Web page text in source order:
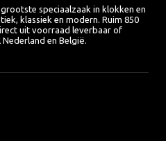
speciaalzaak in klokken en
klassiek en modern. Ruim 850
uit voorraad leverbaar of
en België.